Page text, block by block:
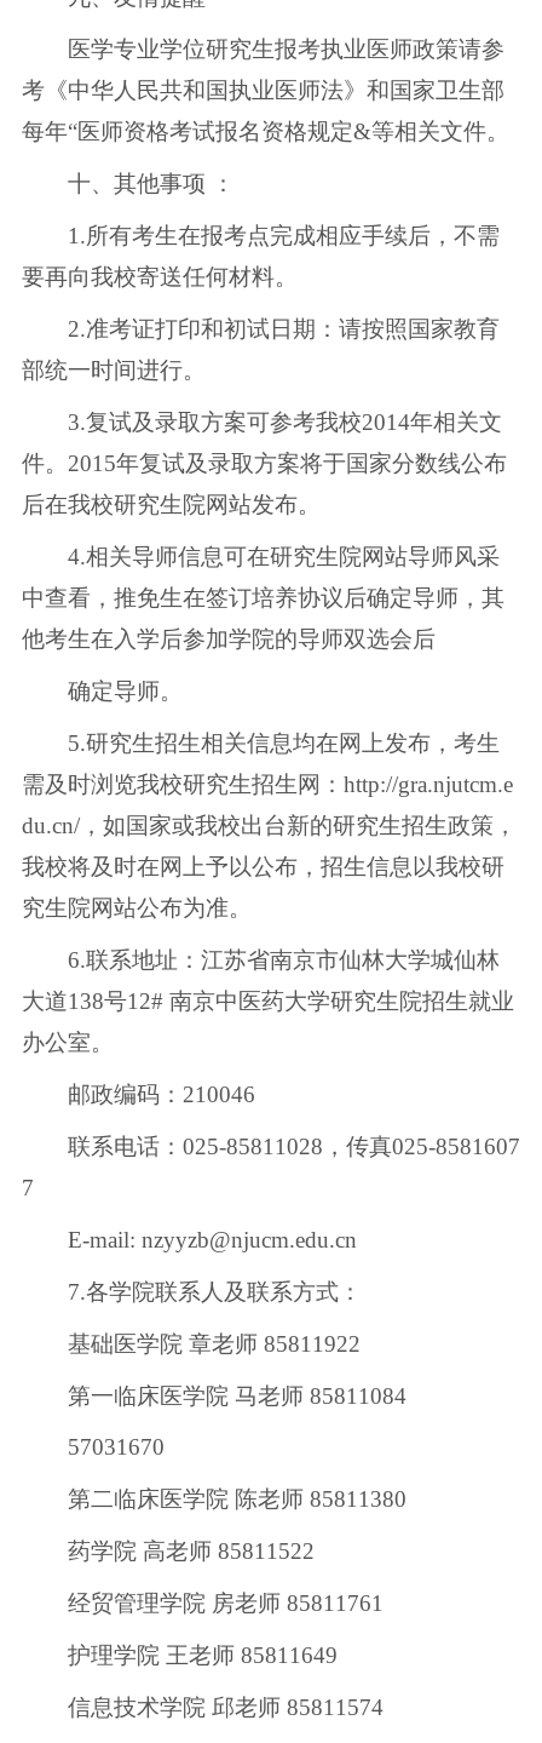
医学专业学位研究生报考执业医师政策请参
考《中华人民共和国执业医师法》和国家卫生部
每年“医师资格考试报名资格规定&等相关文件。
十、其他事项 ：
1.所有考生在报考点完成相应手续后，不需
要再向我校寄送任何材料。
2.准考证打印和初试日期：请按照国家教育
部统一时间进行。
3.复试及录取方案可参考我校2014年相关文
件。2015年复试及录取方案将于国家分数线公布
后在我校研究生院网站发布。
4.相关导师信息可在研究生院网站导师风采
中查看，推免生在签订培养协议后确定导师，其
他考生在入学后参加学院的导师双选会后
确定导师。
5.研究生招生相关信息均在网上发布，考生
需及时浏览我校研究生招生网：http://gra.njutcm.e
du.cn/，如国家或我校出台新的研究生招生政策，
我校将及时在网上予以公布，招生信息以我校研
究生院网站公布为准。
6.联系地址：江苏省南京市仙林大学城仙林
大道138号12# 南京中医药大学研究生院招生就业
办公室。
邮政编码：210046
联系电话：025-85811028，传真025-8581607
7
E-mail: nzyyzb@njucm.edu.cn
7.各学院联系人及联系方式：
基础医学院 章老师 85811922
第一临床医学院 马老师 85811084
57031670
第二临床医学院 陈老师 85811380
药学院 高老师 85811522
经贸管理学院 房老师 85811761
护理学院 王老师 85811649
信息技术学院 邱老师 85811574